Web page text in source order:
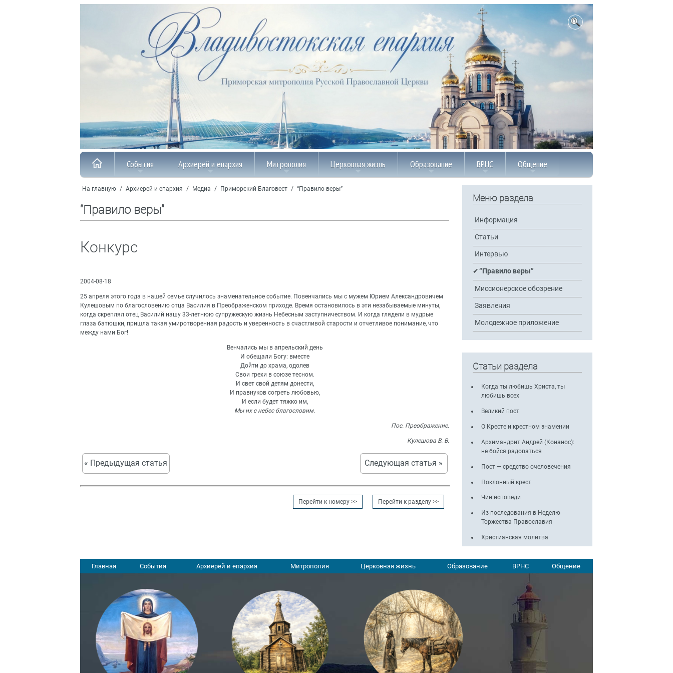
События Архиерей и епархия Митрополия Церковная жизнь Образование ВРНС Общение
На главную / Архиерей и епархия / Медиа / Приморский Благовест / “Правило веры”
“Правило веры”
Конкурс
2004-08-18
25 апреля этого года в нашей семье случилось знаменательное событие. Повенчались мы с мужем Юрием Александровичем
Кулешовым по благословению отца Василия в Преображенском приходе. Время остановилось в эти незабываемые минуты,
когда скреплял отец Василий нашу 33-летнюю супружескую жизнь Небесным заступничеством. И когда глядели в мудрые
глаза батюшки, пришла такая умиротворенная радость и уверенность в счастливой старости и отчетливое понимание, что
между нами Бог!
Венчались мы в апрельский день
И обещали Богу: вместе
Дойти до храма, одолев
Свои грехи в союзе тесном.
И свет свой детям донести,
И правнуков согреть любовью,
И если будет тяжко им,
Мы их с небес благословим.
Пос. Преображение.
Кулешова В. В.
« Предыдущая статья Следующая статья »
Перейти к разделу >>
Перейти к номеру >>
Меню раздела
Информация
Статьи
Интервью
“Правило веры”
Миссионерское обозрение
Заявления
Молодежное приложение
Статьи раздела
Когда ты любишь Христа, ты
любишь всех
Великий пост
О Кресте и крестном знамении
Архимандрит Андрей (Конанос):
не бойся радоваться
Пост — средство очеловечения
Поклонный крест
Чин исповеди
Из последования в Неделю
Торжества Православия
Христианская молитва
Главная События Архиерей и епархия Митрополия Церковная жизнь Образование ВРНС Общение